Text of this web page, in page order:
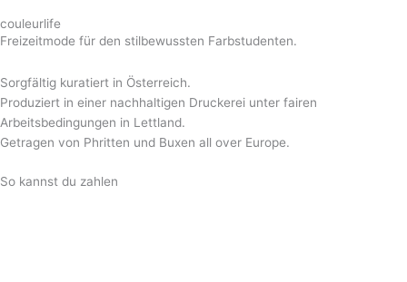
couleurlife
Freizeitmode für den stilbewussten Farbstudenten.
Sorgfältig kuratiert in Österreich.
Produziert in einer nachhaltigen Druckerei unter fairen
Arbeitsbedingungen in Lettland.
Getragen von Phritten und Buxen all over Europe.
So kannst du zahlen